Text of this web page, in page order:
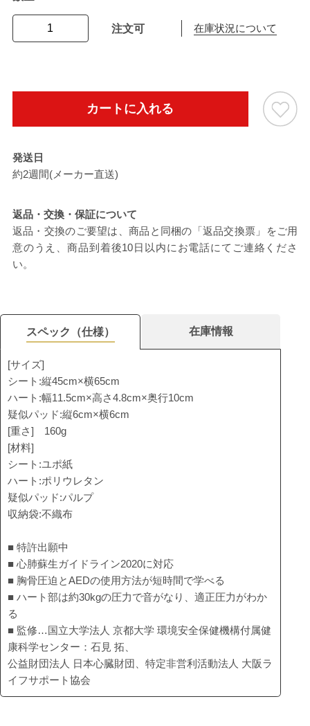
注文可 在庫状況について
カートに入れる
発送日
約2週間(メーカー直送)
返品・交換・保証について
返品・交換のご要望は、商品と同梱の「返品交換票」をご用
意のうえ、商品到着後10日以内にお電話にてご連絡くださ
い。
スペック（仕様） 在庫情報
[サイズ]
シート:縦45cm×横65cm
ハート:幅11.5cm×高さ4.8cm×奥行10cm
疑似パッド:縦6cm×横6cm
[重さ] 160g
[材料]
シート:ユポ紙
ハート:ポリウレタン
疑似パッド:パルプ
収納袋:不織布
■ 特許出願中
■ 心肺蘇生ガイドライン2020に対応
■ 胸骨圧迫とAEDの使用方法が短時間で学べる
■ ハート部は約30kgの圧力で音がなり、適正圧力がわか
る
■ 監修…国立大学法人 京都大学 環境安全保健機構付属健
康科学センター：石見 拓、
公益財団法人 日本心臓財団、特定非営利活動法人 大阪ラ
イフサポート協会